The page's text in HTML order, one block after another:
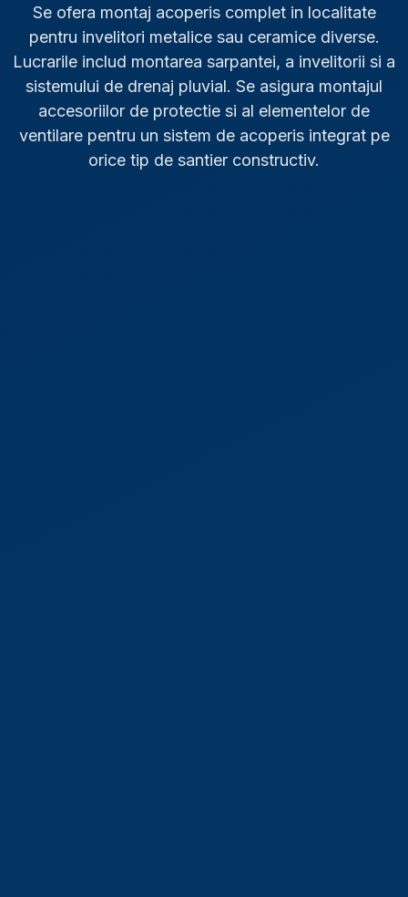
Se ofera montaj acoperis complet in localitate
pentru invelitori metalice sau ceramice diverse.
Lucrarile includ montarea sarpantei, a invelitorii si a
sistemului de drenaj pluvial. Se asigura montajul
accesoriilor de protectie si al elementelor de
ventilare pentru un sistem de acoperis integrat pe
orice tip de santier constructiv.